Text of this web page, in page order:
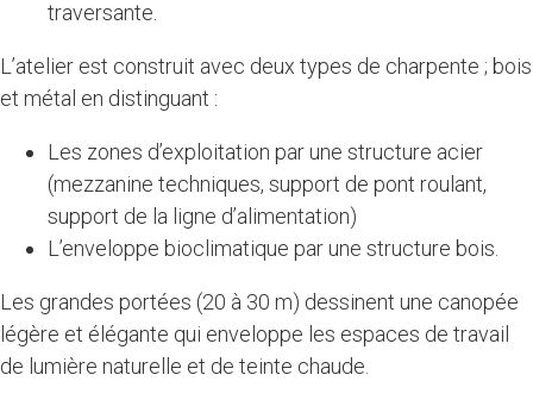
traversante.
L’atelier est construit avec deux types de charpente ; bois
et métal en distinguant :
Les zones d’exploitation par une structure acier
(mezzanine techniques, support de pont roulant,
support de la ligne d’alimentation)
L’enveloppe bioclimatique par une structure bois.
Les grandes portées (20 à 30 m) dessinent une canopée
légère et élégante qui enveloppe les espaces de travail
de lumière naturelle et de teinte chaude.